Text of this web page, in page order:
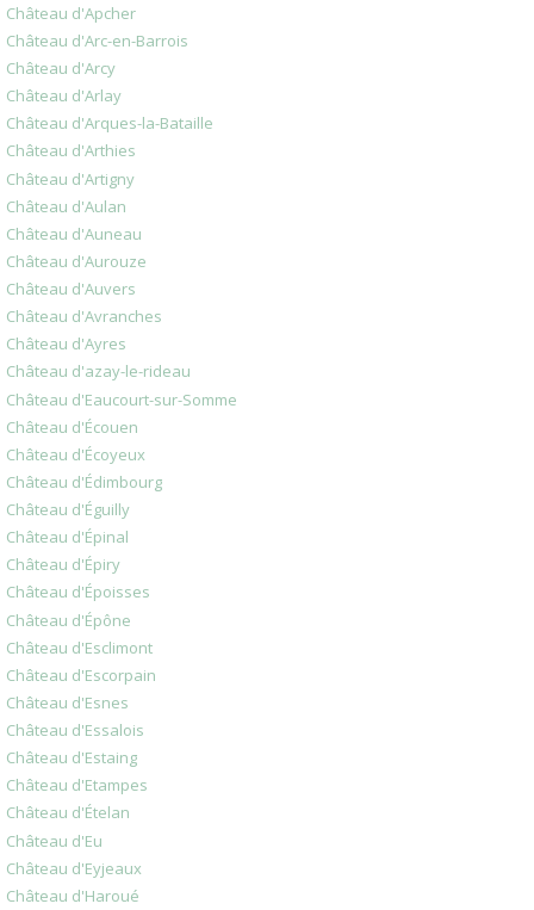
Château d'Apcher
Château d'Arc-en-Barrois
Château d'Arcy
Château d'Arlay
Château d'Arques-la-Bataille
Château d'Arthies
Château d'Artigny
Château d'Aulan
Château d'Auneau
Château d'Aurouze
Château d'Auvers
Château d'Avranches
Château d'Ayres
Château d'azay-le-rideau
Château d'Eaucourt-sur-Somme
Château d'Écouen
Château d'Écoyeux
Château d'Édimbourg
Château d'Éguilly
Château d'Épinal
Château d'Épiry
Château d'Époisses
Château d'Épône
Château d'Esclimont
Château d'Escorpain
Château d'Esnes
Château d'Essalois
Château d'Estaing
Château d'Etampes
Château d'Ételan
Château d'Eu
Château d'Eyjeaux
Château d'Haroué